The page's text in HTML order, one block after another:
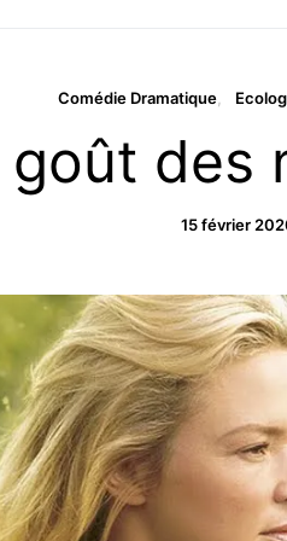
Comédie Dramatique
goût des
15 février